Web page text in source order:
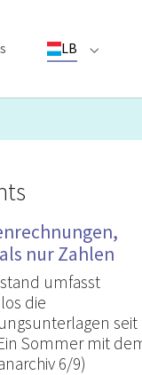
for "Patrimoine"
LB
nur Zahlen
umfasst
die
seit
Sommer mit
6/9)